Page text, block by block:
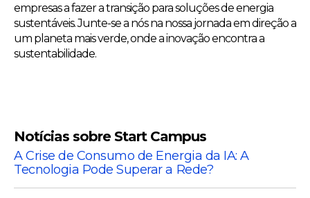
empresas a fazer a transição para soluções de energia
sustentáveis. Junte-se a nós na nossa jornada em direção a
um planeta mais verde, onde a inovação encontra a
sustentabilidade.
Notícias sobre Start Campus
A Crise de Consumo de Energia da IA: A
Tecnologia Pode Superar a Rede?